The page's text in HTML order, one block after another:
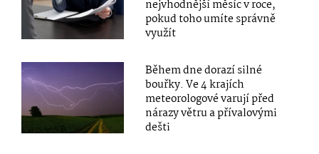
nejvhodnější měsíc v roce,
pokud toho umíte správně
využít
Během dne dorazí silné
bouřky. Ve 4 krajích
meteorologové varují před
nárazy větru a přívalovými
dešti